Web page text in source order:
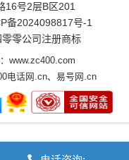
16号2层B区201
备2024098817号-1
零公司注册商标
www.zc400.com
电话网.cn、 易号网.cn